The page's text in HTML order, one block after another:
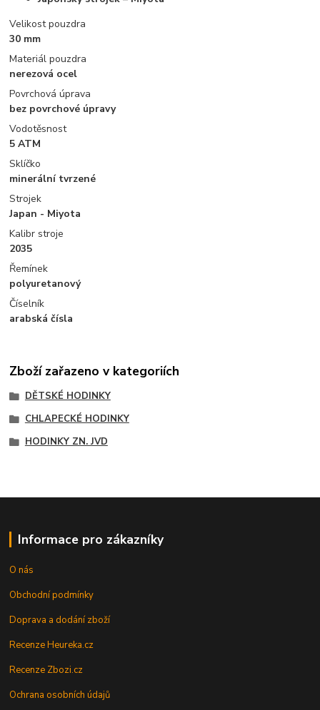
Velikost pouzdra
30 mm
Materiál pouzdra
nerezová ocel
Povrchová úprava
bez povrchové úpravy
Vodotěsnost
5 ATM
Sklíčko
minerální tvrzené
Strojek
Japan - Miyota
Kalibr stroje
2035
Řemínek
polyuretanový
Číselník
arabská čísla
Zboží zařazeno v kategoriích
DĚTSKÉ HODINKY
CHLAPECKÉ HODINKY
HODINKY ZN. JVD
Informace pro zákazníky
O nás
Obchodní podmínky
Doprava a dodání zboží
Recenze Heureka.cz
Recenze Zbozi.cz
Ochrana osobních údajů